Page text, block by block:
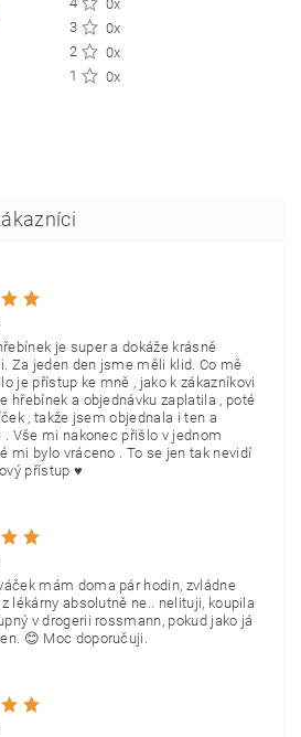
3
0x
2
0x
1
0x
je super a dokáže krásně
Za jeden den jsme měli klid. Co mě
je přístup ke mně , jako k zákazníkovi
hřebínek a objednávku zaplatila , poté
, takže jsem objednala i ten a
Vše mi nakonec přišlo v jednom
mi bylo vráceno . To se jen tak nevidí
přístup ♥️
mám doma pár hodin, zvládne
lékárny absolutně ne.. nelituji, koupila
v drogerii rossmann, pokud jako já
😊 Moc doporučuji.